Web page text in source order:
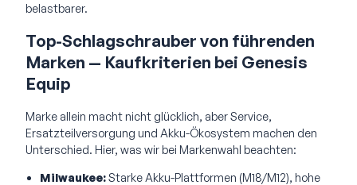
belastbarer.
Top-Schlagschrauber von führenden
Marken — Kaufkriterien bei Genesis
Equip
Marke allein macht nicht glücklich, aber Service,
Ersatzteilversorgung und Akku-Ökosystem machen den
Unterschied. Hier, was wir bei Markenwahl beachten:
Milwaukee:Starke Akku-Plattformen (M18/M12), hohe